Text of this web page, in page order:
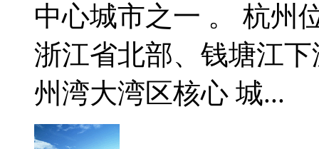
中心城市之一 。 杭州
浙江省北部、钱塘江
州湾大湾区核心 城...